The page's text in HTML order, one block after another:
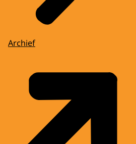
Archief